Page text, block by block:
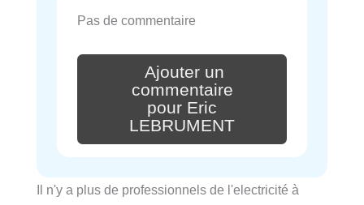
Pas de commentaire
Ajouter un
commentaire
pour Eric
LEBRUMENT
Il n'y a plus de professionnels de l'electricité à